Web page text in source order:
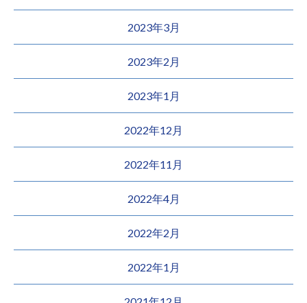
2023年3月
2023年2月
2023年1月
2022年12月
2022年11月
2022年4月
2022年2月
2022年1月